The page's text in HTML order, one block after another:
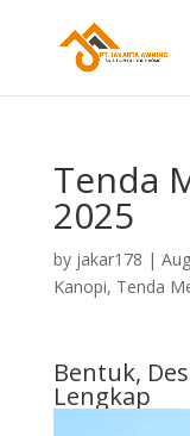
Tenda
2025
by jakar178 |
Kanopi, Tenda
Bentuk,
Lengkap